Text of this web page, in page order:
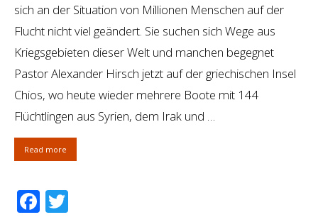
sich an der Situation von Millionen Menschen auf der
Flucht nicht viel geändert. Sie suchen sich Wege aus
Kriegsgebieten dieser Welt und manchen begegnet
Pastor Alexander Hirsch jetzt auf der griechischen Insel
Chios, wo heute wieder mehrere Boote mit 144
Flüchtlingen aus Syrien, dem Irak und …
Read more
Facebook